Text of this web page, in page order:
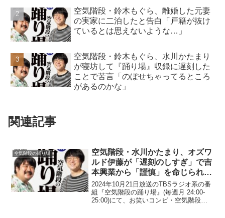
空気階段・鈴木もぐら、離婚した元妻
の実家に二泊したと告白「戸籍が抜け
ているとは思えないような…」
空気階段・鈴木もぐら、水川かたまり
が寝坊して『踊り場』収録に遅刻した
ことで苦言「のぼせちゃってるところ
があるのかな」
関連記事
空気階段の踊り場
空気階段・水川かたまり、オズワ
ルド伊藤が「遅刻のしすぎ」で吉
本興業から「謹慎」を命じられて
いたと明かす
2024年10月21日放送のTBSラジオ系の番
組『空気階段の踊り場』(毎週月 24:00-
25:00)にて、お笑いコンビ・空気階段の